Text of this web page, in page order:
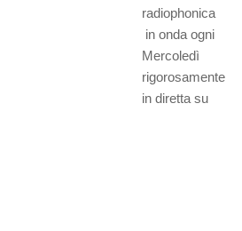
radiophonica
in onda ogni
Mercoledì
rigorosamente
in diretta su